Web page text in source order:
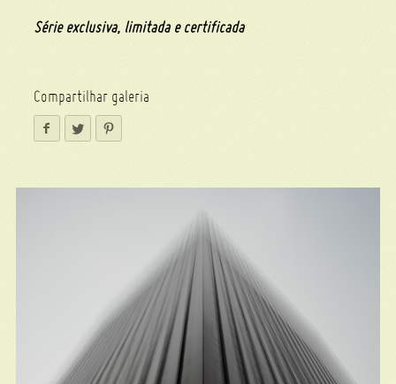
Série exclusiva, limitada e certificada
Compartilhar galeria